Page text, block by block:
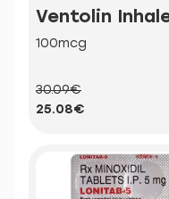
Ventolin
100mcg
30.09€
25.08€